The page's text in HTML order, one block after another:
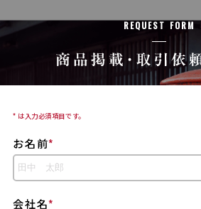
REQUEST FORM
* は入力必須項目です。
お名前*
会社名*